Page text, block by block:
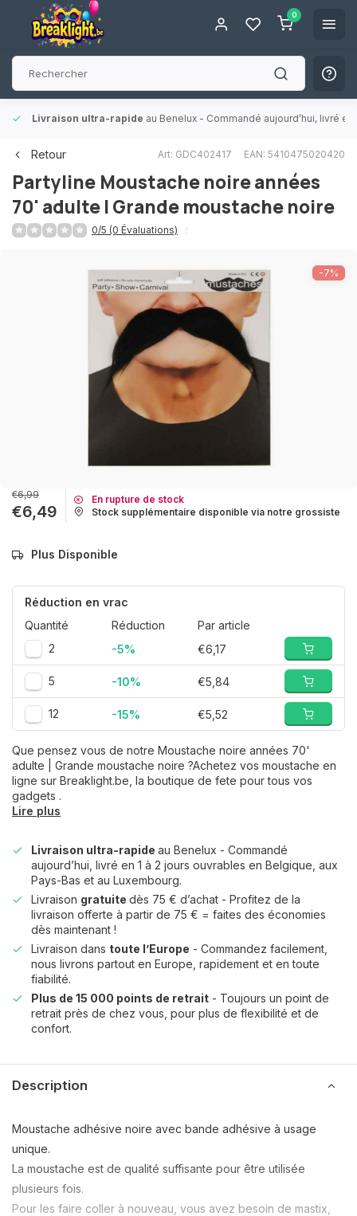
0
Livraison ultra-rapide au Benelux - Commandé aujourd’hui, livré
Retour Art: GDC402417 EAN: 5410475020420
Partyline Moustache noire années
70' adulte | Grande moustache noire
0/5 (0 Évaluations)
-7%
€6,99
€6,49
En rupture de stock
Stock supplémentaire disponible via notre grossiste
Plus Disponible
Réduction en vrac
Quantité
Réduction
Par article
2
-5% €6,17
5 -10% €5,84
12 -15% €5,52
Que pensez vous de notre Moustache noire années 70'
adulte | Grande moustache noire ?Achetez vos moustache en
ligne sur Breaklight.be, la boutique de fete pour tous vos
gadgets .
Lire plus
Livraison ultra-rapide au Benelux - Commandé
aujourd’hui, livré en 1 à 2 jours ouvrables en Belgique, aux
Pays-Bas et au Luxembourg.
Livraison gratuite dès 75 € d’achat - Profitez de la
livraison offerte à partir de 75 € = faites des économies
dès maintenant !
Livraison dans toute l’Europe - Commandez facilement,
nous livrons partout en Europe, rapidement et en toute
fiabilité.
Plus de 15 000 points de retrait - Toujours un point de
retrait près de chez vous, pour plus de flexibilité et de
confort.
Description
Moustache adhésive noire avec bande adhésive à usage
unique.
La moustache est de qualité suffisante pour être utilisée
plusieurs fois.
Pour les faire coller à nouveau, vous avez besoin de mastix,